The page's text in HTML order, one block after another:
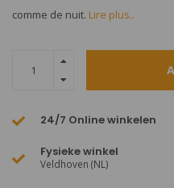
comme de nuit. Lire plus..
24/7 Online winkelen
Fysieke winkel
Veldhoven (NL)